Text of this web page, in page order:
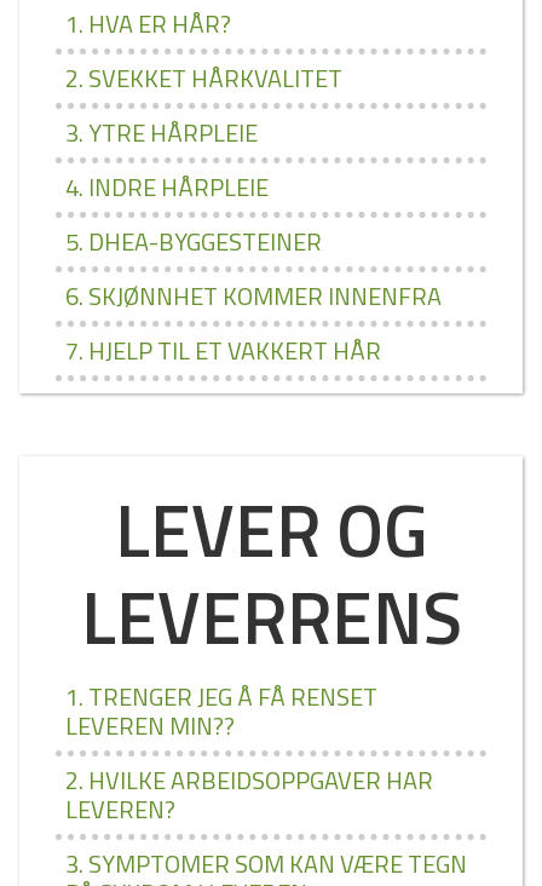
1. HVA ER HÅR?
2. SVEKKET HÅRKVALITET
3. YTRE HÅRPLEIE
4. INDRE HÅRPLEIE
5. DHEA­-BYGGESTEINER
6. SKJØNNHET KOMMER INNENFRA
7. HJELP TIL ET VAKKERT HÅR
LEVER OG
LEVERRENS
1. TRENGER JEG Å FÅ RENSET
LEVEREN MIN??
2. HVILKE ARBEIDSOPPGAVER HAR
LEVEREN?
3. SYMPTOMER SOM KAN VÆRE TEGN